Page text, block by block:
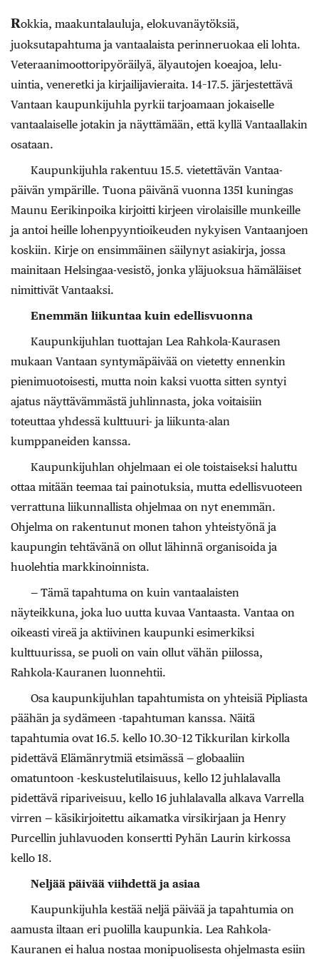
Rokkia, maakuntalauluja, elokuvanäytöksiä,
juoksutapahtuma ja vantaalaista perinneruokaa eli lohta.
Veteraanimoottoripyöräilyä, älyautojen koeajoa, lelu-
uintia, veneretki ja kirjailijavieraita. 14–17.5. järjestettävä
Vantaan kaupunkijuhla pyrkii tarjoamaan jokaiselle
vantaalaiselle jotakin ja näyttämään, että kyllä Vantaallakin
osataan.
Kaupunkijuhla rakentuu 15.5. vietettävän Vantaa-
päivän ympärille. Tuona päivänä vuonna 1351 kuningas
Maunu Eerikinpoika kirjoitti kirjeen virolaisille munkeille
ja antoi heille lohenpyyntioikeuden nykyisen Vantaanjoen
koskiin. Kirje on ensimmäinen säilynyt asiakirja, jossa
mainitaan Helsingaa-vesistö, jonka yläjuoksua hämäläiset
nimittivät Vantaaksi.
Enemmän liikuntaa kuin edellisvuonna
Kaupunkijuhlan tuottajan Lea Rahkola-Kaurasen
mukaan Vantaan syntymäpäivää on vietetty ennenkin
pienimuotoisesti, mutta noin kaksi vuotta sitten syntyi
ajatus näyttävämmästä juhlinnasta, joka voitaisiin
toteuttaa yhdessä kulttuuri- ja liikunta-alan
kumppaneiden kanssa.
Kaupunkijuhlan ohjelmaan ei ole toistaiseksi haluttu
ottaa mitään teemaa tai painotuksia, mutta edellisvuoteen
verrattuna liikunnallista ohjelmaa on nyt enemmän.
Ohjelma on rakentunut monen tahon yhteistyönä ja
kaupungin tehtävänä on ollut lähinnä organisoida ja
huolehtia markkinoinnista.
— Tämä tapahtuma on kuin vantaalaisten
näyteikkuna, joka luo uutta kuvaa Vantaasta. Vantaa on
oikeasti vireä ja aktiivinen kaupunki esimerkiksi
kulttuurissa, se puoli on vain ollut vähän piilossa,
Rahkola-Kauranen luonnehtii.
Osa kaupunkijuhlan tapahtumista on yhteisiä Pipliasta
päähän ja sydämeen -tapahtuman kanssa. Näitä
tapahtumia ovat 16.5. kello 10.30–12 Tikkurilan kirkolla
pidettävä Elämänrytmiä etsimässä — globaaliin
omatuntoon -keskustelutilaisuus, kello 12 juhlalavalla
pidettävä ripariveisuu, kello 16 juhlalavalla alkava Varrella
virren — käsikirjoitettu aikamatka virsikirjaan ja Henry
Purcellin juhlavuoden konsertti Pyhän Laurin kirkossa
kello 18.
Neljää päivää viihdettä ja asiaa
Kaupunkijuhla kestää neljä päivää ja tapahtumia on
aamusta iltaan eri puolilla kaupunkia. Lea Rahkola-
Kauranen ei halua nostaa monipuolisesta ohjelmasta esiin